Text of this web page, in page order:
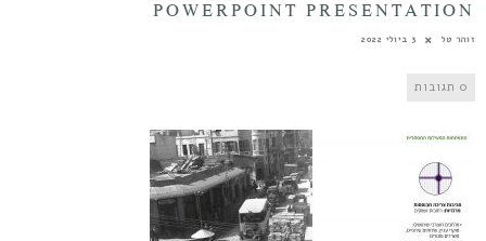
POWERPOINT PRESENTATION
זוהר טל 3 ביולי 2022
0 תגובות